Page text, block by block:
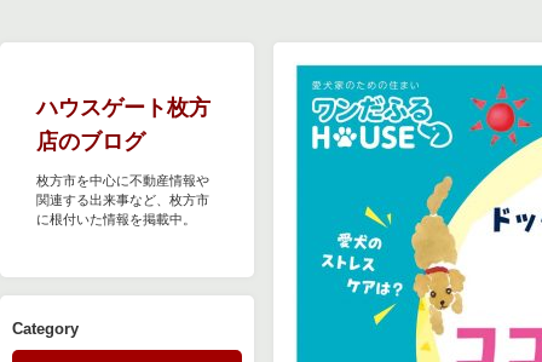
ハウスゲート枚方
店のブログ
枚方市を中心に不動産情報や
関連する出来事など、枚方市
に根付いた情報を掲載中。
Category